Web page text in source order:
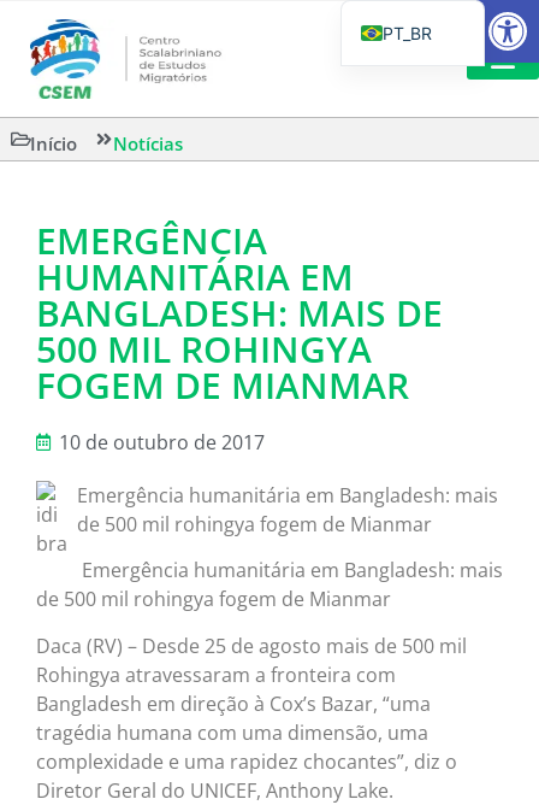
Início Notícias
EMERGÊNCIA
HUMANITÁRIA EM
BANGLADESH: MAIS DE
500 MIL ROHINGYA
FOGEM DE MIANMAR
10 de outubro de 2017
Emergência humanitária em Bangladesh: mais
de 500 mil rohingya fogem de Mianmar
Emergência humanitária em Bangladesh: mais
de 500 mil rohingya fogem de Mianmar
Daca (RV) – Desde 25 de agosto mais de 500 mil
Rohingya atravessaram a fronteira com
Bangladesh em direção à Cox’s Bazar, “uma
tragédia humana com uma dimensão, uma
complexidade e uma rapidez chocantes”, diz o
Diretor Geral do UNICEF, Anthony Lake.
PT_BR
IT